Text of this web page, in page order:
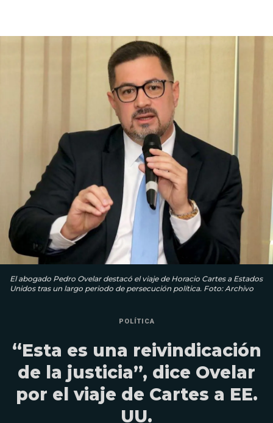
El abogado Pedro Ovelar destacó el viaje de Horacio Cartes a Estados
Unidos tras un largo periodo de persecución política. Foto: Archivo
POLÍTICA
“Esta es una reivindicación
de la justicia”, dice Ovelar
por el viaje de Cartes a EE.
UU.